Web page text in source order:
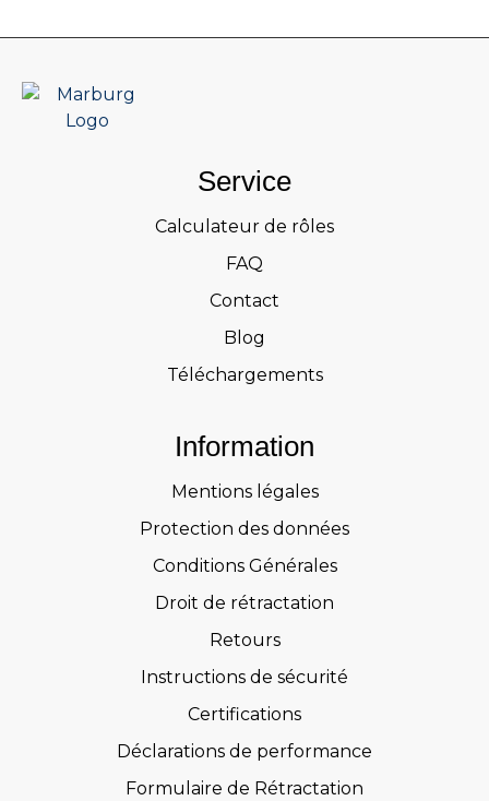
Service
Calculateur de rôles
FAQ
Contact
Blog
Téléchargements
Information
Mentions légales
Protection des données
Conditions Générales
Droit de rétractation
Retours
Instructions de sécurité
Certifications
Déclarations de performance
Formulaire de Rétractation